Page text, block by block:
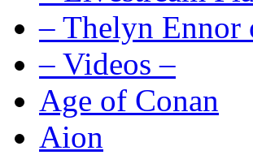
– Thelyn Ennor
– Videos –
Age of Conan
Aion